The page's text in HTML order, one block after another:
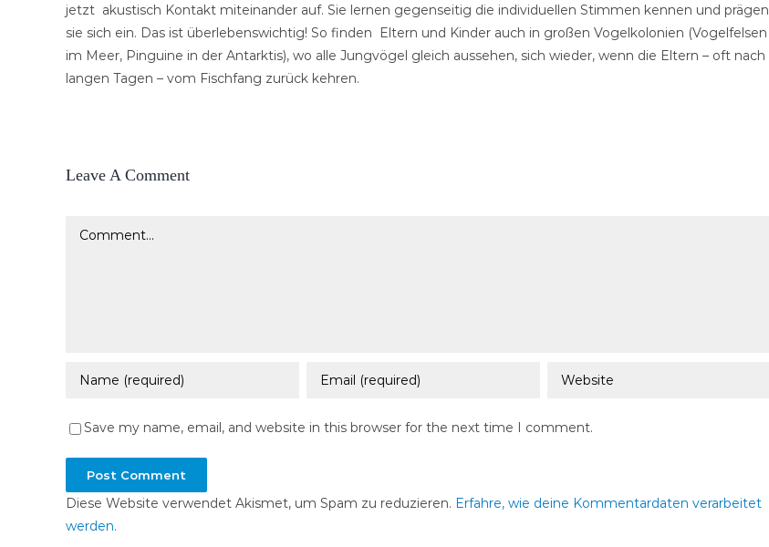
jetzt akustisch Kontakt miteinander auf. Sie lernen gegenseitig die individuellen Stimmen kennen und prägen
sie sich ein. Das ist überlebenswichtig! So finden Eltern und Kinder auch in großen Vogelkolonien (Vogelfelsen
im Meer, Pinguine in der Antarktis), wo alle Jungvögel gleich aussehen, sich wieder, wenn die Eltern – oft nach
langen Tagen – vom Fischfang zurück kehren.
Leave A Comment
Comment
Save my name, email, and website in this browser for the next time I comment.
Diese Website verwendet Akismet, um Spam zu reduzieren. Erfahre, wie deine Kommentardaten verarbeitet
werden.